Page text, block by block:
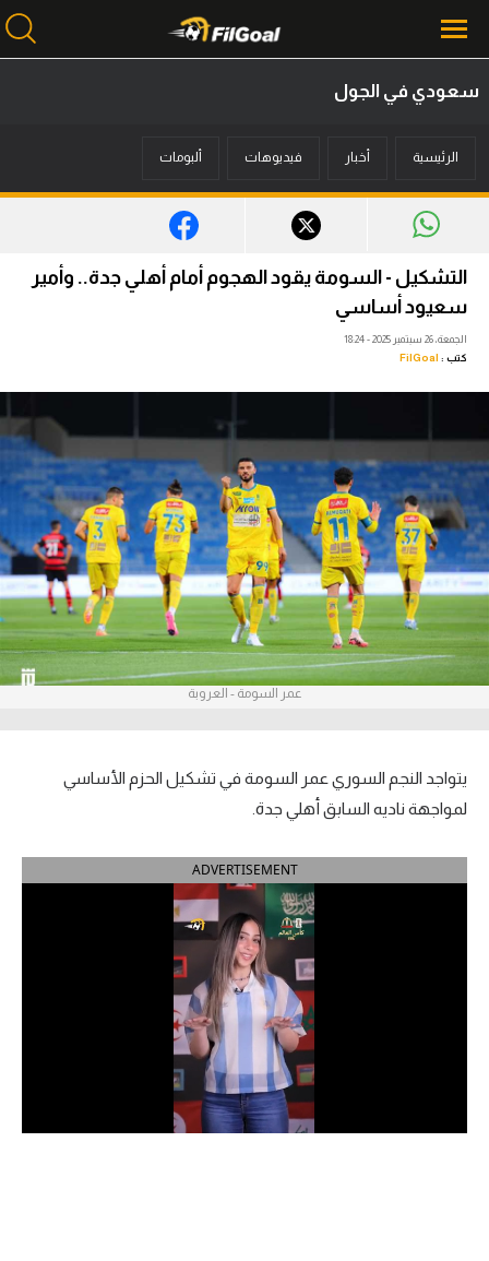
أخبار
ميركاتو
فانتازي في الجول
مسابقة التوقعات
عدسات
آراء حرة
ركن الألعاب
بطولات
أمريكا 2026
الدوري الإنجليزي الممتاز
الدوري الإسباني
الدوري السعودي للمحترفين
دوري أبطال إفريقيا
سعودي في الجول
الرئيسية أخبار فيديوهات ألبومات
التشكيل - السومة يقود الهجوم أمام أهلي جدة.. وأمير
سعيود أساسي
الجمعة، 26 سبتمبر 2025 - 18:24
كتب : FilGoal
عمر السومة - العروبة
يتواجد النجم السوري عمر السومة في تشكيل الحزم الأساسي
لمواجهة ناديه السابق أهلي جدة.
ADVERTISEMENT